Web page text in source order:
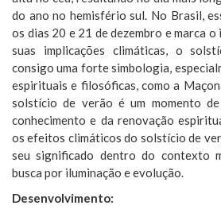
do ano no hemisfério sul. No Brasil,
os dias 20 e 21 de dezembro e marca
suas implicações climáticas, o
consigo uma forte simbologia,
espirituais e filosóficas, como a
solstício de verão é um momento
conhecimento e da renovação
os efeitos climáticos do solstício de
seu significado dentro do contexto
busca por iluminação e evolução.
Desenvolvimento: